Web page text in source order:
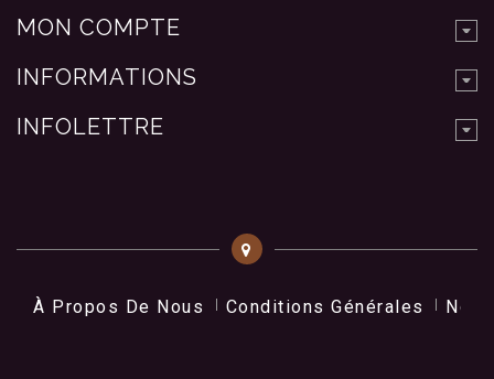
MON COMPTE
INFORMATIONS
INFOLETTRE
À Propos De Nous Conditions Générales Nos